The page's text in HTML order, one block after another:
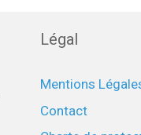
Légal
Mentions
Contact